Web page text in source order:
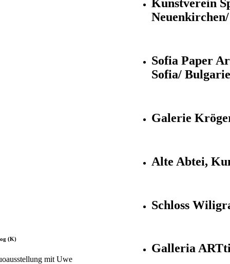
(K)
mit Uwe
Kunstverein
Sofia Paper
Sofia/
Galerie
Alte Abtei,
Schloss
Galleria